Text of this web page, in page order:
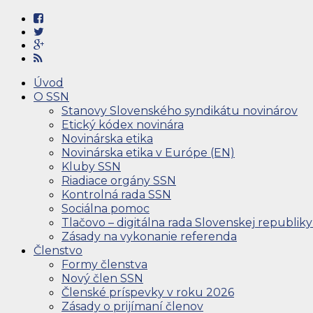
Úvod
O SSN
Stanovy Slovenského syndikátu novinárov
Etický kódex novinára
Novinárska etika
Novinárska etika v Európe (EN)
Kluby SSN
Riadiace orgány SSN
Kontrolná rada SSN
Sociálna pomoc
Tlačovo – digitálna rada Slovenskej republiky
Zásady na vykonanie referenda
Členstvo
Formy členstva
Nový člen SSN
Členské príspevky v roku 2026
Zásady o prijímaní členov